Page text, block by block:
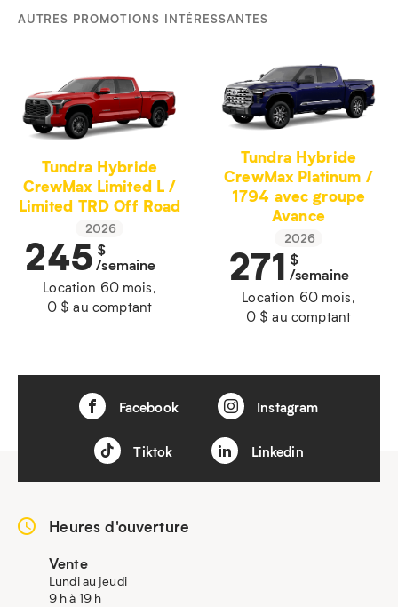
AUTRES PROMOTIONS INTÉRESSANTES
Tundra Hybride
CrewMax Limited L /
Limited TRD Off Road
2026
245 $
/semaine
Location 60 mois,
0 $ au comptant
Tundra Hybride
CrewMax Platinum /
1794 avec groupe
Avance
2026
271 $
/semaine
Location 60 mois,
0 $ au comptant
Facebook Instagram
Tiktok Linkedin
Heures d'ouverture
Vente
Lundi au jeudi
9 h à 19 h